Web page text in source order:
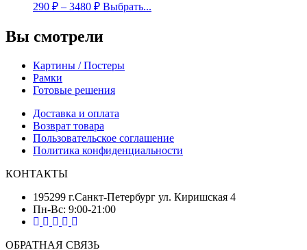
290 ₽ – 3480 ₽ Выбрать...
Вы смотрели
Картины / Постеры
Рамки
Готовые решения
Доставка и оплата
Возврат товара
Пользовательское соглашение
Политика конфиденциальности
КОНТАКТЫ
195299 г.Санкт-Петербург ул. Киришская 4
Пн-Вс: 9:00-21:00
ОБРАТНАЯ СВЯЗЬ